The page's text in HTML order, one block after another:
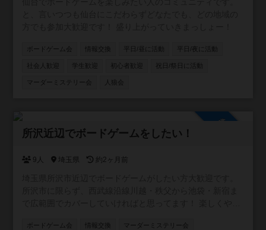
ボードゲーム会 情報交換 平日/昼に活動 平日/夜に活動
社会人歓迎 学生歓迎 初心者歓迎 祝日/祭日に活動
マーダーミステリー会 人狼会
所沢近辺でボードゲームをしたい！
9人 埼玉県 約2ヶ月前
ボードゲーム会 情報交換 マーダーミステリー会